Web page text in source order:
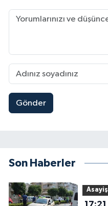
Gönder
Son Haberler
Asayiş
17:21